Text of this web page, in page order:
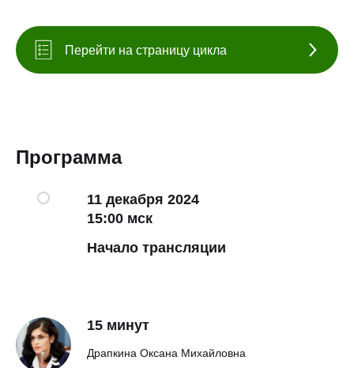
Перейти на страницу цикла
Программа
11 декабря 2024
15:00 мск
Начало трансляции
15 минут
Драпкина Оксана Михайловна